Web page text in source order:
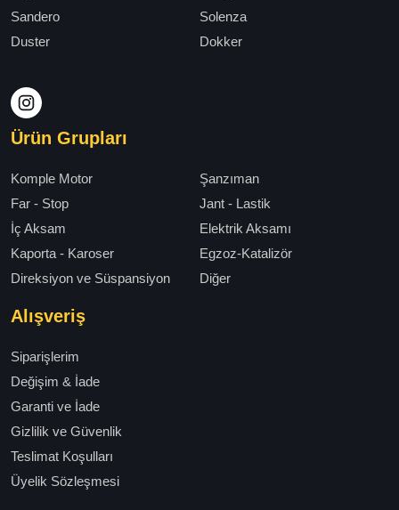
Sandero
Solenza
Duster
Dokker
Ürün Grupları
Komple Motor
Şanzıman
Far - Stop
Jant - Lastik
İç Aksam
Elektrik Aksamı
Kaporta - Karoser
Egzoz-Katalizör
Direksiyon ve Süspansiyon
Diğer
Alışveriş
Siparişlerim
Değişim & İade
Garanti ve İade
Gizlilik ve Güvenlik
Teslimat Koşulları
Üyelik Sözleşmesi